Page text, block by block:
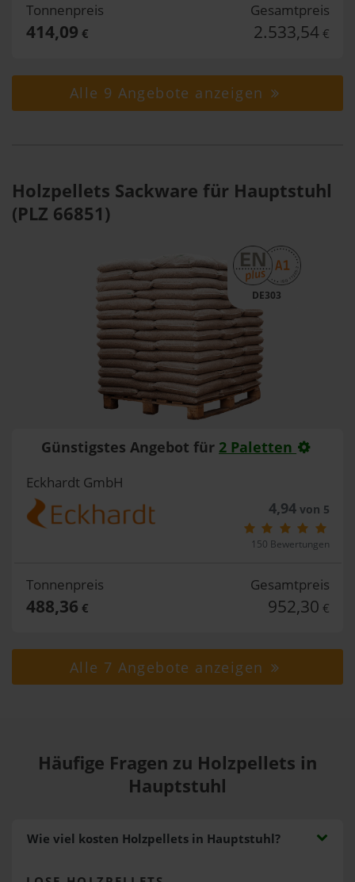
Tonnenpreis
414,09 €
Gesamtpreis
2.533,54 €
Alle 9 Angebote anzeigen
Holzpellets Sackware für Hauptstuhl
(PLZ 66851)
DE303
Günstigstes Angebot für 2 Paletten
Eckhardt GmbH
4,94von 5
150 Bewertungen
Tonnenpreis
488,36 €
Gesamtpreis
952,30 €
Alle 7 Angebote anzeigen
Häufige Fragen zu Holzpellets in
Hauptstuhl
Wie viel kosten Holzpellets in Hauptstuhl?